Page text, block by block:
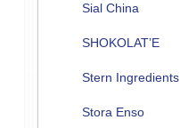
Sial China
SHOKOLAT’E
Stern Ingredients
Stora Enso